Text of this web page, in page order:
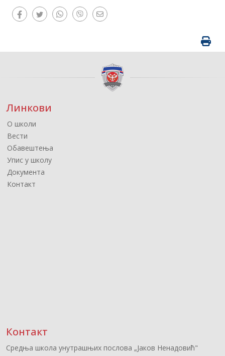
Линкови
О школи
Вести
Обавештења
Упис у школу
Документа
Контакт
Контакт
Средња школа унутрашњих послова „Јаков Ненадовић"